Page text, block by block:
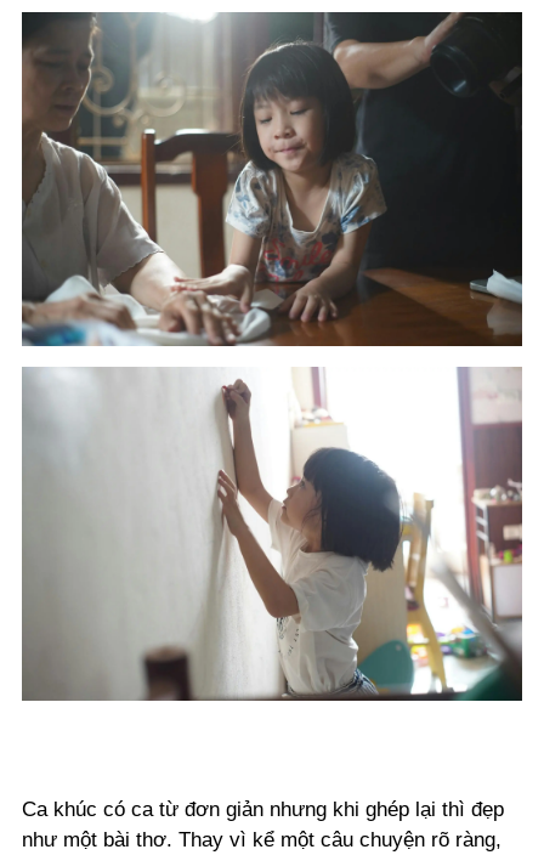
Ca khúc có ca từ đơn giản nhưng khi ghép lại thì đẹp
như một bài thơ. Thay vì kể một câu chuyện rõ ràng,